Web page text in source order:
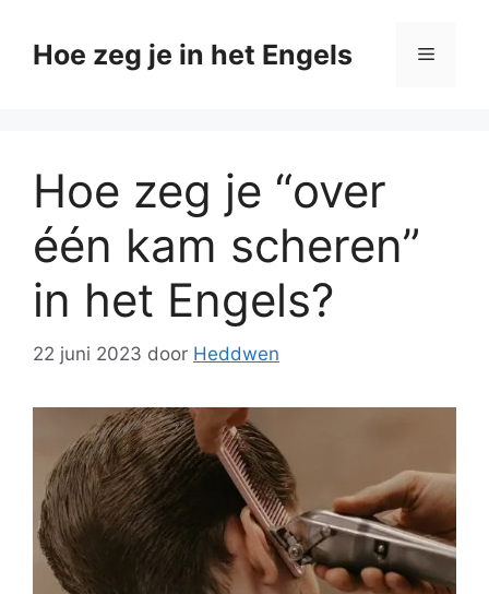
naarHoe zeg je in het Engels Menu
Hoe zeg je “over
één kam scheren”
in het Engels?
22 juni 2023 door Heddwen